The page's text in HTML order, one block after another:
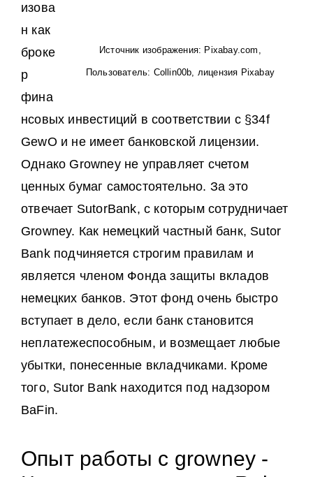
Источник изображения: Pixabay.com,
Пользователь: Collin00b, лицензия Pixabay
изова
н как
броке
р
фина
нсовых инвестиций в соответствии с §34f
GewO и не имеет банковской лицензии.
Однако Growney не управляет счетом
ценных бумаг самостоятельно. За это
отвечает SutorBank, с которым сотрудничает
Growney. Как немецкий частный банк, Sutor
Bank подчиняется строгим правилам и
является членом Фонда защиты вкладов
немецких банков. Этот фонд очень быстро
вступает в дело, если банк становится
неплатежеспособным, и возмещает любые
убытки, понесенные вкладчиками. Кроме
того, Sutor Bank находится под надзором
BaFin.
Опыт работы с growney -